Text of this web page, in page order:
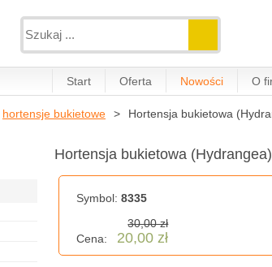
Start Oferta Nowości O
hortensje bukietowe Hortensja bukietowa
Hortensja bukietowa
Symbol:8335
30,00 zł
Cena:
20,00 zł